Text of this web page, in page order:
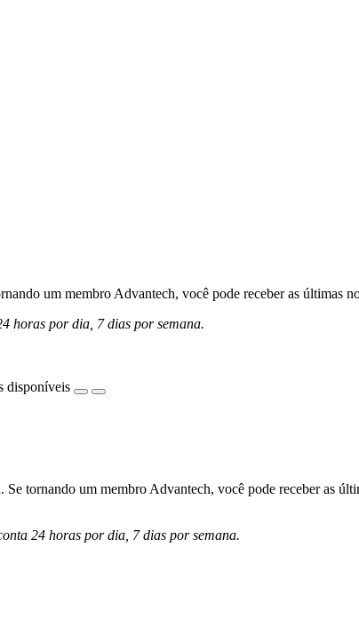
um membro Advantech, você pode receber as últimas
horas por dia, 7 dias por semana.
disponíveis
tornando um membro Advantech, você pode receber as
24 horas por dia, 7 dias por semana.